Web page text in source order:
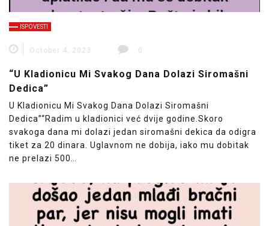
ISPOVESTI
October 4, 2023 0
“U Kladionicu Mi Svakog Dana Dolazi Siromašni
Dedica”
U Kladionicu Mi Svakog Dana Dolazi Siromašni
Dedica”“Radim u kladionici već dvije godine.Skoro
svakoga dana mi dolazi jedan siromašni dekica da odigra
tiket za 20 dinara. Uglavnom ne dobija, iako mu dobitak
ne prelazi 500…